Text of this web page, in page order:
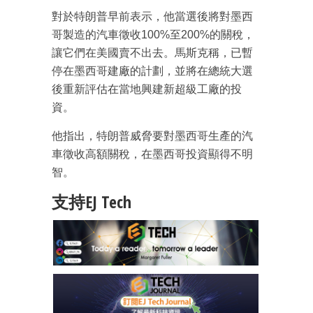
對於特朗普早前表示，他當選後將對墨西
哥製造的汽車徵收100%至200%的關稅，
讓它們在美國賣不出去。馬斯克稱，已暫
停在墨西哥建廠的計劃，並將在總統大選
後重新評估在當地興建新超級工廠的投
資。
他指出，特朗普威脅要對墨西哥生產的汽
車徵收高額關稅，在墨西哥投資顯得不明
智。
支持EJ Tech